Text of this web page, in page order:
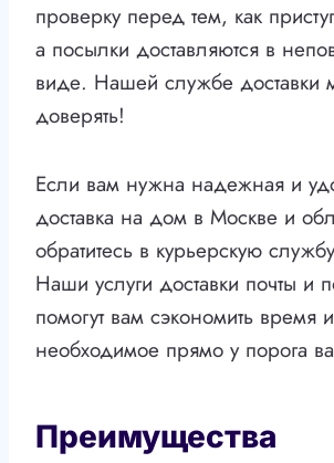
проверку перед тем, как
а посылки доставляются в
виде. Нашей службе доставки
доверять!
Если вам нужна надежная и
доставка на дом в Москве и
обратитесь в курьерскую
Наши услуги доставки почты и
помогут вам сэкономить время
необходимое прямо у порога
Преимущества